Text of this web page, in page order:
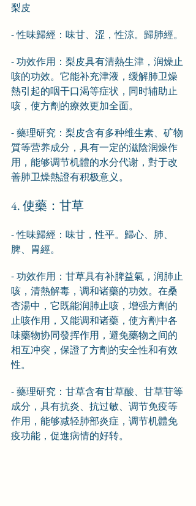
梨皮
- 性味歸經：味甘、涩，性涼。歸肺經。
- 功效作用：梨皮具有清熱生津，润燥止
咳的功效。它能补充津液，缓解肺卫燥
熱引起的咽干口渴等症状，同时辅助止
咳，使方劑的療效更加全面。
- 藥理研究：梨皮含有多种维生素、矿物
質等营养成分，具有一定的滋陰润燥作
用，能够调节机體的水分代谢，對于改
善肺卫燥熱證有积极意义。
4. 使藥：甘草
- 性味歸經：味甘，性平。歸心、肺、
脾、胃經。
- 功效作用：甘草具有补脾益氣，润肺止
咳，清熱解毒，调和诸藥的功效。在桑
杏湯中，它既能润肺止咳，增强方劑的
止咳作用，又能调和诸藥，使方劑中各
味藥物协同發挥作用，避免藥物之间的
相互冲突，保證了方劑的安全性和有效
性。
- 藥理研究：甘草含有甘草酸、甘草苷等
成分，具有抗炎、抗过敏、调节免疫等
作用，能够减轻肺部炎症，调节机體免
疫功能，促進病情的好转。